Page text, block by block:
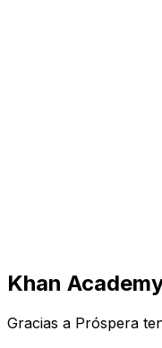
Khan
Gracias a Próspera